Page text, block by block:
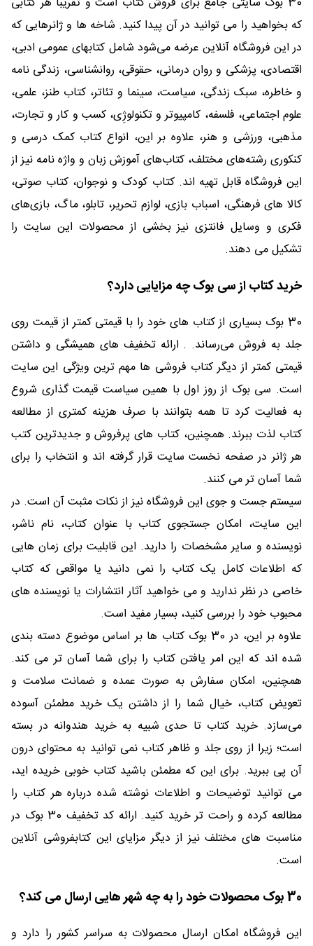
که بخواهید را می توانید در آن پیدا کنید. شاخه ها و ژانرهایی که
در این فروشگاه آنلاین عرضه می‌شود شامل کتابهای عمومی ادبی،
اقتصادی، پزشکی و روان درمانی، حقوقی، روانشناسی، زندگی نامه
و خاطره، سبک زندگی، سیاست، سینما و تئاتر، کتاب طنز، علمی،
علوم اجتماعی، فلسفه، کامپیوتر و تکنولوژِی، کسب و کار و تجارت،
مذهبی، ورزشی و هنر، علاوه بر این، انواع کتاب کمک درسی و
کنکوری رشته‌های مختلف، کتاب‌های آموزش زبان و واژه نامه نیز از
این فروشگاه قابل تهیه اند. کتاب کودک و نوجوان، کتاب صوتی،
کالا های فرهنگی، اسباب بازی، لوازم تحریر، تابلو، ماگ، بازی‌های
فکری و وسایل فانتزی نیز بخشی از محصولات این سایت را
تشکیل می دهند.
خرید کتاب از سی بوک چه مزایایی دارد؟
30 بوک بسیاری از کتاب های خود را با قیمتی کمتر از قیمت روی
جلد به فروش می‌رساند. . ارائه تخفیف های همیشگی و داشتن
قیمتی کمتر از دیگر کتاب فروشی ها مهم ترین ویژگی این سایت
است. سی بوک از روز اول با همین سیاست قیمت گذاری شروع
به فعالیت کرد تا همه بتوانند با صرف هزینه کمتری از مطالعه
کتاب لذت ببرند. همچنین، کتاب های پرفروش و جدیدترین کتب
هر ژانر در صفحه نخست سایت قرار گرفته اند و انتخاب را برای
شما آسان تر می کنند.
سیستم جست و جوی این فروشگاه نیز از نکات مثبت آن است. در
این سایت، امکان جستجوی کتاب با عنوان کتاب، نام ناشر،
نویسنده و سایر مشخصات را دارید. این قابلیت برای زمان هایی
که اطلاعات کامل یک کتاب را نمی دانید یا مواقعی که کتاب
خاصی در نظر ندارید و می خواهید آثار انتشارات یا نویسنده های
محبوب خود را بررسی کنید، بسیار مفید است.
علاوه بر این، در 30 بوک کتاب ها بر اساس موضوع دسته بندی
شده اند که این امر یافتن کتاب را برای شما آسان تر می کند.
همچنین، امکان سفارش به صورت عمده و ضمانت سلامت و
تعویض کتاب، خیال شما را از داشتن یک خرید مطمئن آسوده
می‌سازد. خرید کتاب تا حدی شبیه به خرید هندوانه در بسته
است؛ زیرا از روی جلد و ظاهر کتاب نمی توانید به محتوای درون
آن پی ببرید. برای این که مطمئن باشید کتاب خوبی خریده اید،
می توانید توضیحات و اطلاعات نوشته شده درباره هر کتاب را
مطالعه کرده و راحت تر خرید کنید. ارائه کد تخفیف 30 بوک در
مناسبت های مختلف نیز از دیگر مزایای این کتابفروشی آنلاین
است.
30 بوک محصولات خود را به چه شهر هایی ارسال می کند؟
این فروشگاه امکان ارسال محصولات به سراسر کشور را دارد و